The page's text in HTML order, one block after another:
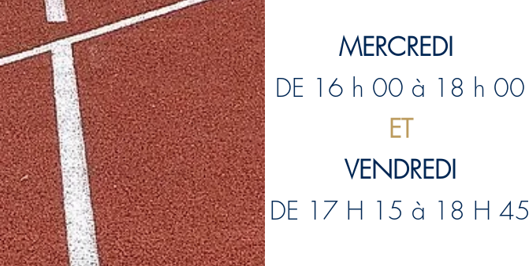
MERCREDI
DE 16 h 00 à 18 h 00
ET
VENDREDI
DE 17 H 15 à 18 H 45